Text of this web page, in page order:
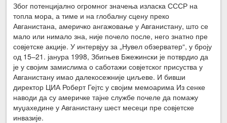
Због потенцијално огромног значења изласка СССР на
топла мора, а тиме и на глобалну сцену преко
Авганистана, америчко ангажовање у Авганистану, што се
мало или нимало зна, није почело после, него знатно пре
совјетске акције. У интервјуу за „Нувел обзерватер“, у броју
од 15–21. јанура 1998, Збигњев Бжежински је потврдио да
је у својим замислима о саботажи совјетског присуства у
Авганистану имао далекосежније циљеве. И бивши
директор ЦИА Роберт Гејтс у својим мемоарима Из сенке
наводи да су америчке тајне службе почеле да помажу
муџахедине у Авганистану шест месеци пре совјетске
инвазије.